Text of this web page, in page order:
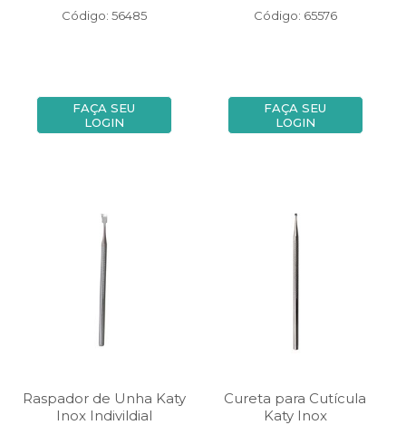
Código: 56485
FAÇA SEU
LOGIN
Código: 65576
FAÇA SEU
LOGIN
Raspador de Unha Katy
Inox Indivildial
Cureta para Cutícula
Katy Inox